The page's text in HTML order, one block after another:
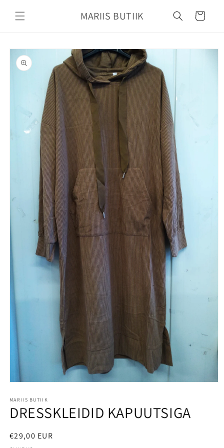
sisu
juurde
MARIIS BUTIIK Käru
Jätke
tooteteabe
juurde
MARIIS BUTIIK
DRESSKLEIDID KAPUUTSIGA
€29,00 EUR